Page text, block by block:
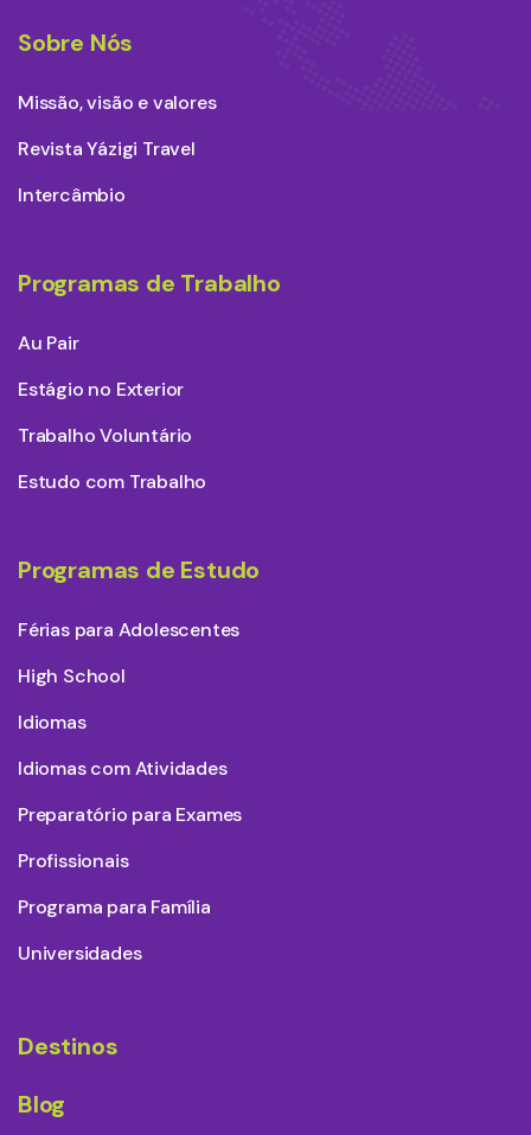
Sobre Nós
Missão, visão e valores
Revista Yázigi Travel
Intercâmbio
Programas de Trabalho
Au Pair
Estágio no Exterior
Trabalho Voluntário
Estudo com Trabalho
Programas de Estudo
Férias para Adolescentes
High School
Idiomas
Idiomas com Atividades
Preparatório para Exames
Profissionais
Programa para Família
Universidades
Destinos
Blog